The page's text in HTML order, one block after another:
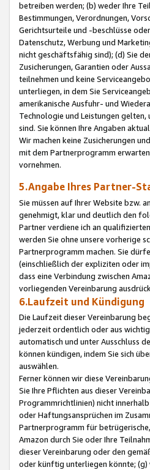
betreiben werden; (b) weder Ihre
Bestimmungen, Verordnungen,
Gerichtsurteile und -beschlüsse
Datenschutz, Werbung und
nicht geschäftsfähig sind); (d) Sie
Zusicherungen, Garantien oder
teilnehmen und keine
unterliegen, in dem Sie
amerikanische Ausfuhr- und
Technologie und Leistungen
sind. Sie können Ihre Angaben
Wir machen keine Zusicherungen
mit dem Partnerprogramm
vornehmen.
5.Angabe Ihres Partner-
Sie müssen auf Ihrer Website bzw.
genehmigt, klar und deutlich den
Partner verdiene ich an
werden Sie ohne unsere vorherige
Partnerprogramm machen. Sie
(einschließlich der expliziten oder
dass eine Verbindung zwischen
vorliegenden Vereinbarung
6.Laufzeit und Kündigung
Die Laufzeit dieser Vereinbarung
jederzeit ordentlich oder aus
automatisch und unter Ausschluss
können kündigen, indem Sie sich
auswählen.
Ferner können wir diese
Sie Ihre Pflichten aus dieser
Programmrichtlinien) nicht
oder Haftungsansprüchen im
Partnerprogramm für
Amazon durch Sie oder Ihre
dieser Vereinbarung oder den
oder künftig unterliegen könnte; (g)